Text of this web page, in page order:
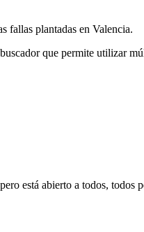
fallas plantadas en Valencia.
que permite utilizar
está abierto a todos, todos